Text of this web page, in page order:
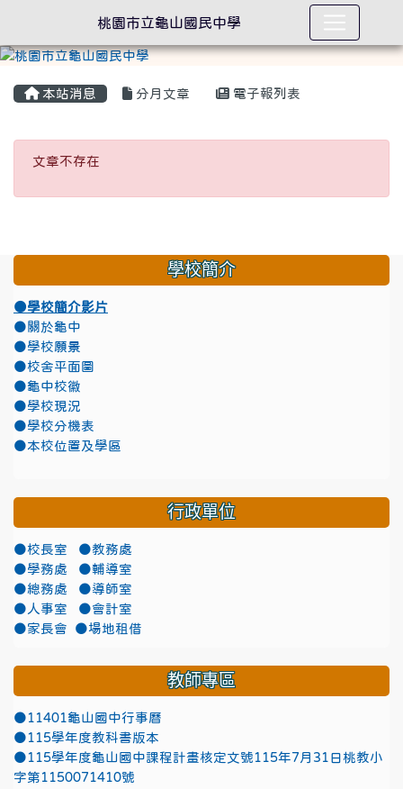
本站消息 分月文章 電子報列表
文章不存在
文章不存在
學校簡介
●學校簡介影片
●關於龜中
●學校願景
●校舍平面圖
●龜中校徽
●學校現況
●學校分機表
●本校位置及學區
行政單位
●校長室
●教務處
●學務處
●輔導室
●總務處
●導師室
●人事室
●會計室
●家長會
●場地租借
教師專區
●11401龜山國中行事曆
●115學年度教科書版本
●115學年度龜山國中課程計畫核定文號115年7月31日桃教小
字第1150071410號
桃園市立龜山國民中學